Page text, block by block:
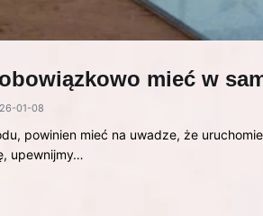
mieć w
01-08
powinien mieć na uwadze, że
upewnijmy…